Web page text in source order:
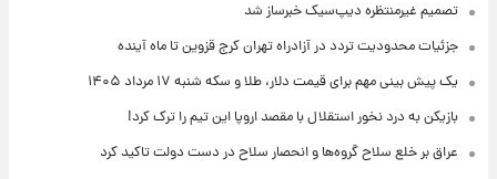
تصمیم غیرمنتظره دیپ‌سیک خبرساز شد
جزئیات محدودیت تردد در آزادراه تهران کرج قزوین تا ماه آینده
یک پیش ‌بینی مهم برای قیمت دلار، طلا و سکه شنبه ۱۷ مرداد ۱۴۰۵
بازیکن به درد نخور استقلال با مقصد اروپا این تیم را ترک کرد!
عراق بر خلع سلاح گروه‌ها و انحصار سلاح در دست دولت تاکید کرد